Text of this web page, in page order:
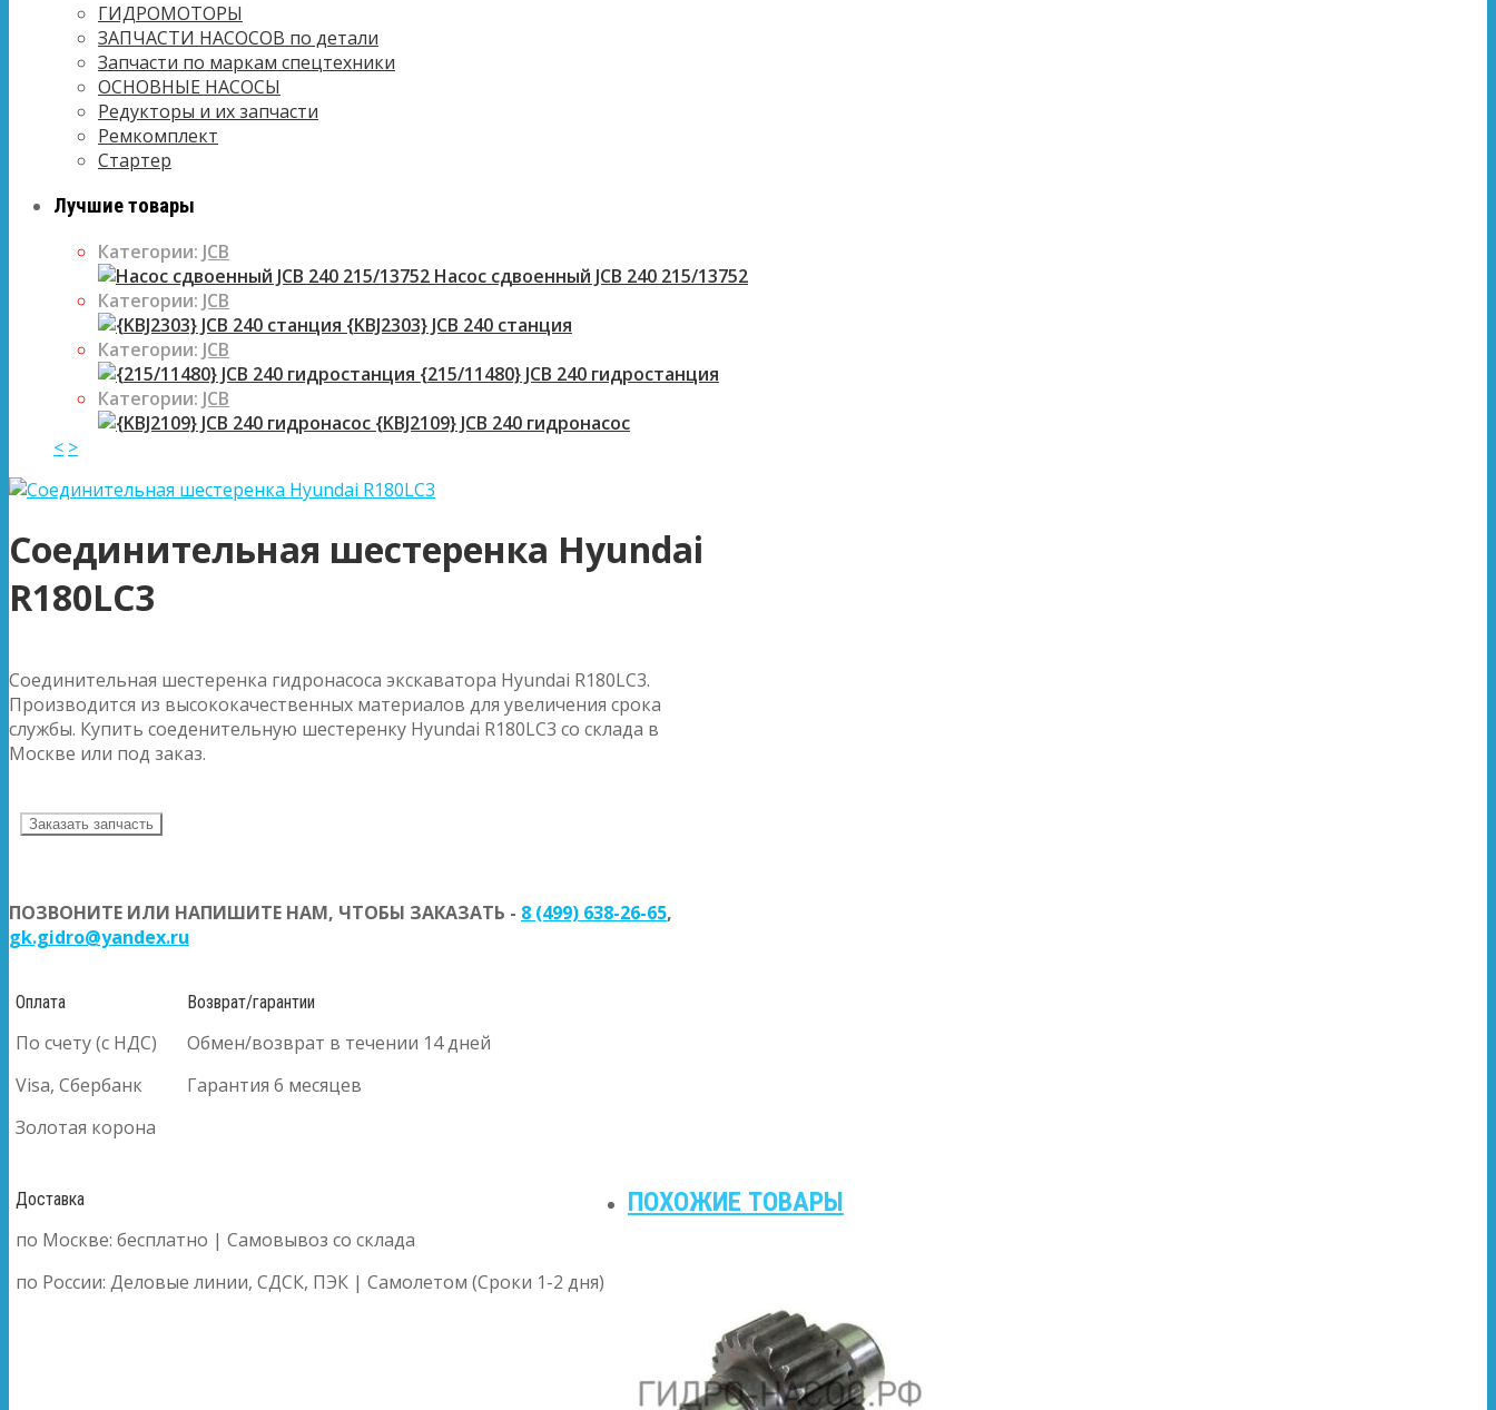
ГИДРОМОТОРЫ
ЗАПЧАСТИ НАСОСОВ по детали
Запчасти по маркам спецтехники
ОСНОВНЫЕ НАСОСЫ
Редукторы и их запчасти
Ремкомплект
Стартер
Лучшие товары
Категории: JCB
Насос сдвоенный JCB 240 215/13752
Категории: JCB
{KBJ2303} JCB 240 станция
Категории: JCB
{215/11480} JCB 240 гидростанция
Категории: JCB
{KBJ2109} JCB 240 гидронасос
< >
Соединительная шестеренка Hyundai
R180LC3
Соединительная шестеренка гидронасоса экскаватора Hyundai R180LC3.
Производится из высококачественных материалов для увеличения срока
службы. Купить соеденительную шестеренку Hyundai R180LC3 со склада в
Москве или под заказ.
Заказать запчасть
ПОЗВОНИТЕ ИЛИ НАПИШИТЕ НАМ, ЧТОБЫ ЗАКАЗАТЬ - 8 (499) 638-26-65,
gk.gidro@yandex.ru
Оплата
По счету (с НДС)
Visa, Сбербанк
Золотая корона
Возврат/гарантии
Обмен/возврат в течении 14 дней
Гарантия 6 месяцев
Доставка
по Москве: бесплатно | Самовывоз со склада
по России: Деловые линии, СДСК, ПЭК | Самолетом (Сроки 1-2 дня)
ПОХОЖИЕ ТОВАРЫ